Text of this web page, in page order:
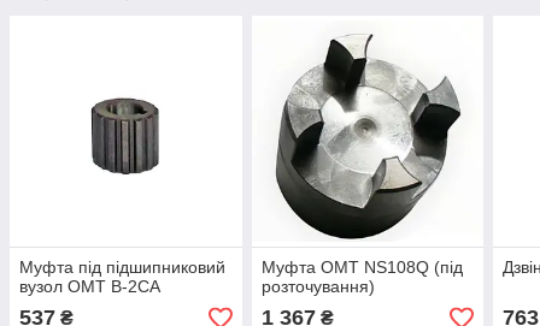
Муфта під підшипниковий
вузол OMT B-2CA
537 ₴
Муфта OMT NS108Q (під
розточування)
1 367₴ 763